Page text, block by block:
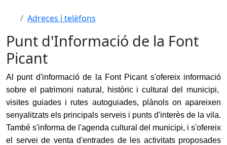
Adreces i telèfons
Punt d'Informació de la Font
Picant
Al punt d'informació de la Font Picant s'ofereix informació
sobre el patrimoni natural, històric i cultural del municipi,
visites guiades i rutes autoguiades, plànols on apareixen
senyalitzats els principals serveis i punts d'interès de la vila.
També s'informa de l'agenda cultural del municipi, i s'ofereix
el servei de venta d'entrades de les activitats proposades